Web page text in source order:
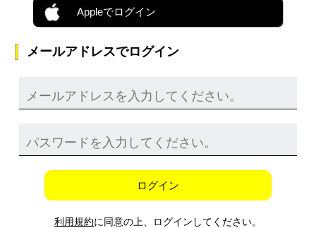
Appleでログイン
メールアドレスでログイン
ログイン
利用規約に同意の上、ログインしてください。